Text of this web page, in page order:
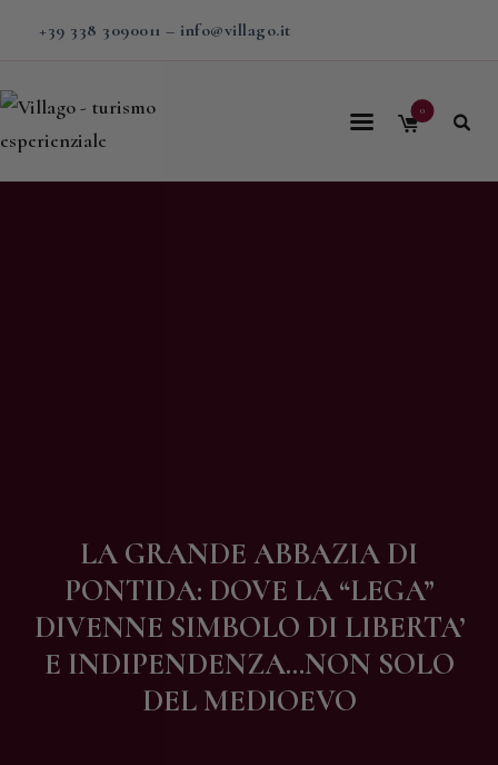
+39 338 3090011 – info@villago.it
0
LA GRANDE ABBAZIA DI
PONTIDA: DOVE LA “LEGA”
DIVENNE SIMBOLO DI LIBERTA’
E INDIPENDENZA…NON SOLO
DEL MEDIOEVO
Home